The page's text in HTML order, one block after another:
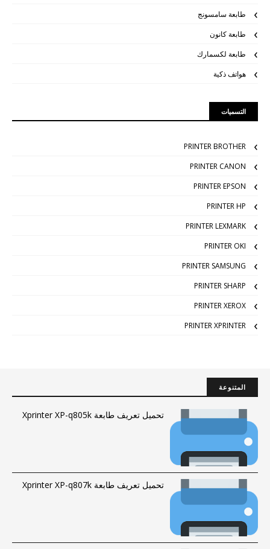
طابعة سامسونج
طابعة كانون
طابعة لكسمارك
هواتف ذكية
التسميات
PRINTER BROTHER
PRINTER CANON
PRINTER EPSON
PRINTER HP
PRINTER LEXMARK
PRINTER OKI
PRINTER SAMSUNG
PRINTER SHARP
PRINTER XEROX
PRINTER XPRINTER
المتنوعة
تحميل تعريف طابعة Xprinter XP-q805k
تحميل تعريف طابعة Xprinter XP-q807k